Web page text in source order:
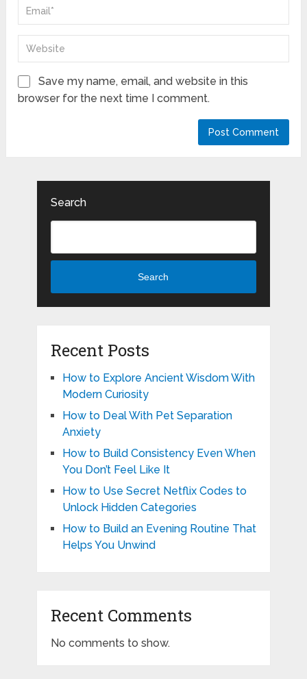
Save my name, email, and website in this
browser for the next time I comment.
Search
Search
Recent Posts
How to Explore Ancient Wisdom With
Modern Curiosity
How to Deal With Pet Separation
Anxiety
How to Build Consistency Even When
You Don’t Feel Like It
How to Use Secret Netflix Codes to
Unlock Hidden Categories
How to Build an Evening Routine That
Helps You Unwind
Recent Comments
No comments to show.